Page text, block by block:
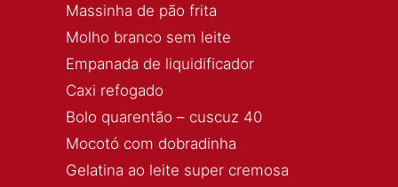
Massinha de pão frita
Molho branco sem leite
Empanada de liquidificador
Caxi refogado
Bolo quarentão – cuscuz 40
Mocotó com dobradinha
Gelatina ao leite super cremosa